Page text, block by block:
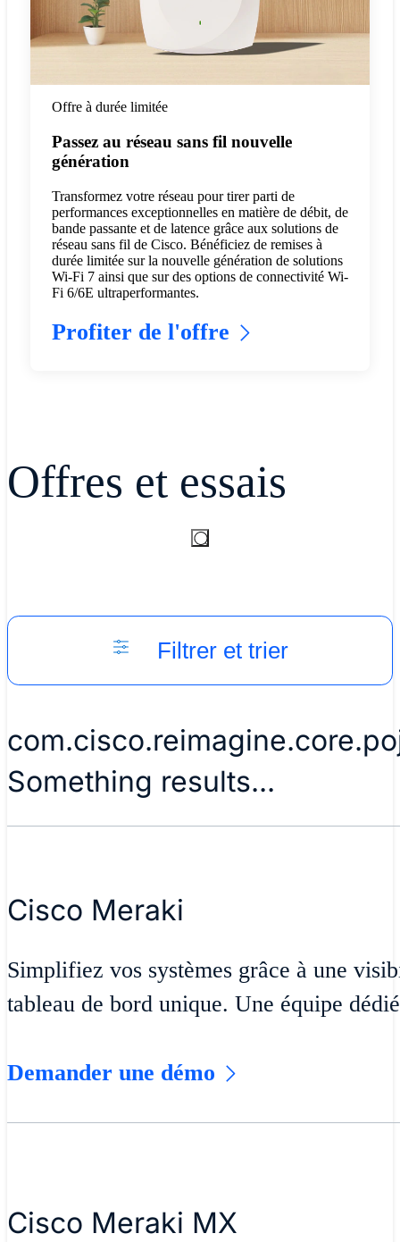
Offre à durée limitée
Passez au réseau sans fil nouvelle
génération
Transformez votre réseau pour tirer parti de
performances exceptionnelles en matière de débit, de
bande passante et de latence grâce aux solutions de
réseau sans fil de Cisco. Bénéficiez de remises à
durée limitée sur la nouvelle génération de solutions
Wi-Fi 7 ainsi que sur des options de connectivité Wi-
Fi 6/6E ultraperformantes.
Profiter de l'offre
Offres et essais
Filtrer et trier
Something results...
Cisco Meraki
Simplifiez vos systèmes grâce à une
tableau de bord unique. Une équipe
Demander une démo
Cisco Meraki MX